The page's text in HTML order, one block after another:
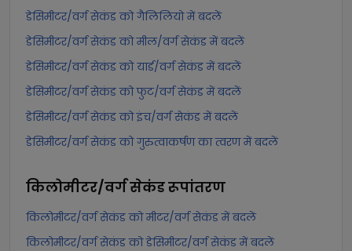
डेसिमीटर/वर्ग सेकंड को गैलिलियो में बदलें
डेसिमीटर/वर्ग सेकंड को मील/वर्ग सेकंड में बदलें
डेसिमीटर/वर्ग सेकंड को यार्ड/वर्ग सेकंड में बदलें
डेसिमीटर/वर्ग सेकंड को फुट/वर्ग सेकंड में बदलें
डेसिमीटर/वर्ग सेकंड को इंच/वर्ग सेकंड में बदलें
डेसिमीटर/वर्ग सेकंड को गुरुत्वाकर्षण का त्वरण में बदलें
किलोमीटर/वर्ग सेकंडरूपांतरण
किलोमीटर/वर्ग सेकंड को मीटर/वर्ग सेकंड में बदलें
किलोमीटर/वर्ग सेकंड को डेसिमीटर/वर्ग सेकंड में बदलें